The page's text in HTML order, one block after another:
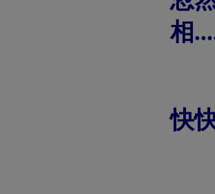
相
快